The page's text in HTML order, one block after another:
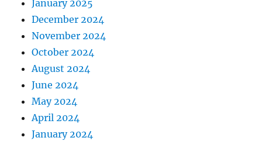
January 2025
December 2024
November 2024
October 2024
August 2024
June 2024
May 2024
April 2024
January 2024